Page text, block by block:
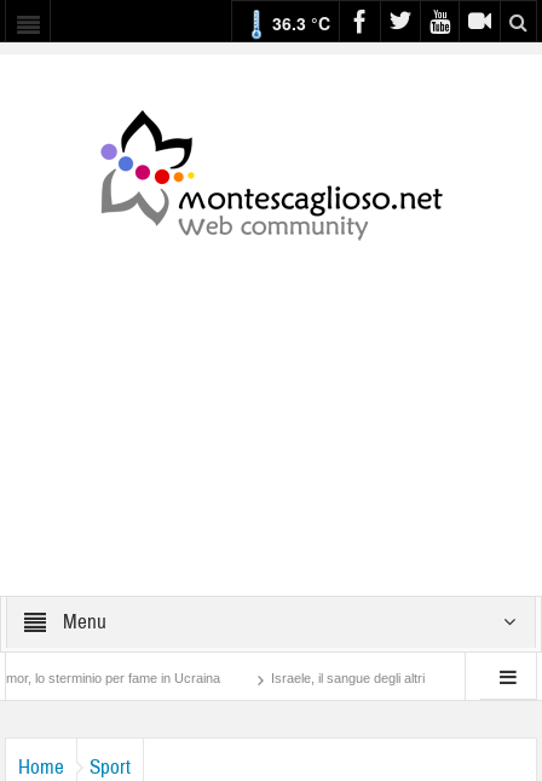
36.3 °C
Menu
per fame in Ucraina Israele, il sangue degli altri Lotta di classe… tra
Home Sport